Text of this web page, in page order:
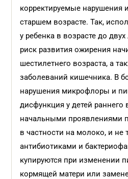
корректируемые нарушения
старшем возрасте. Так,
у ребенка в возрасте до
риск развития ожирения
шестилетнего возраста, а
заболеваний кишечника. В
нарушения микрофлоры и
дисфункция у детей раннего
начальными проявлениями
в частности на молоко, и не
антибиотиками и
купируются при изменении
кормящей матери или